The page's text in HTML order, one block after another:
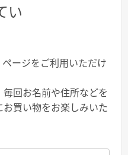
い
ージをご利用いただけ
回お名前や住所などを
買い物をお楽しみいた